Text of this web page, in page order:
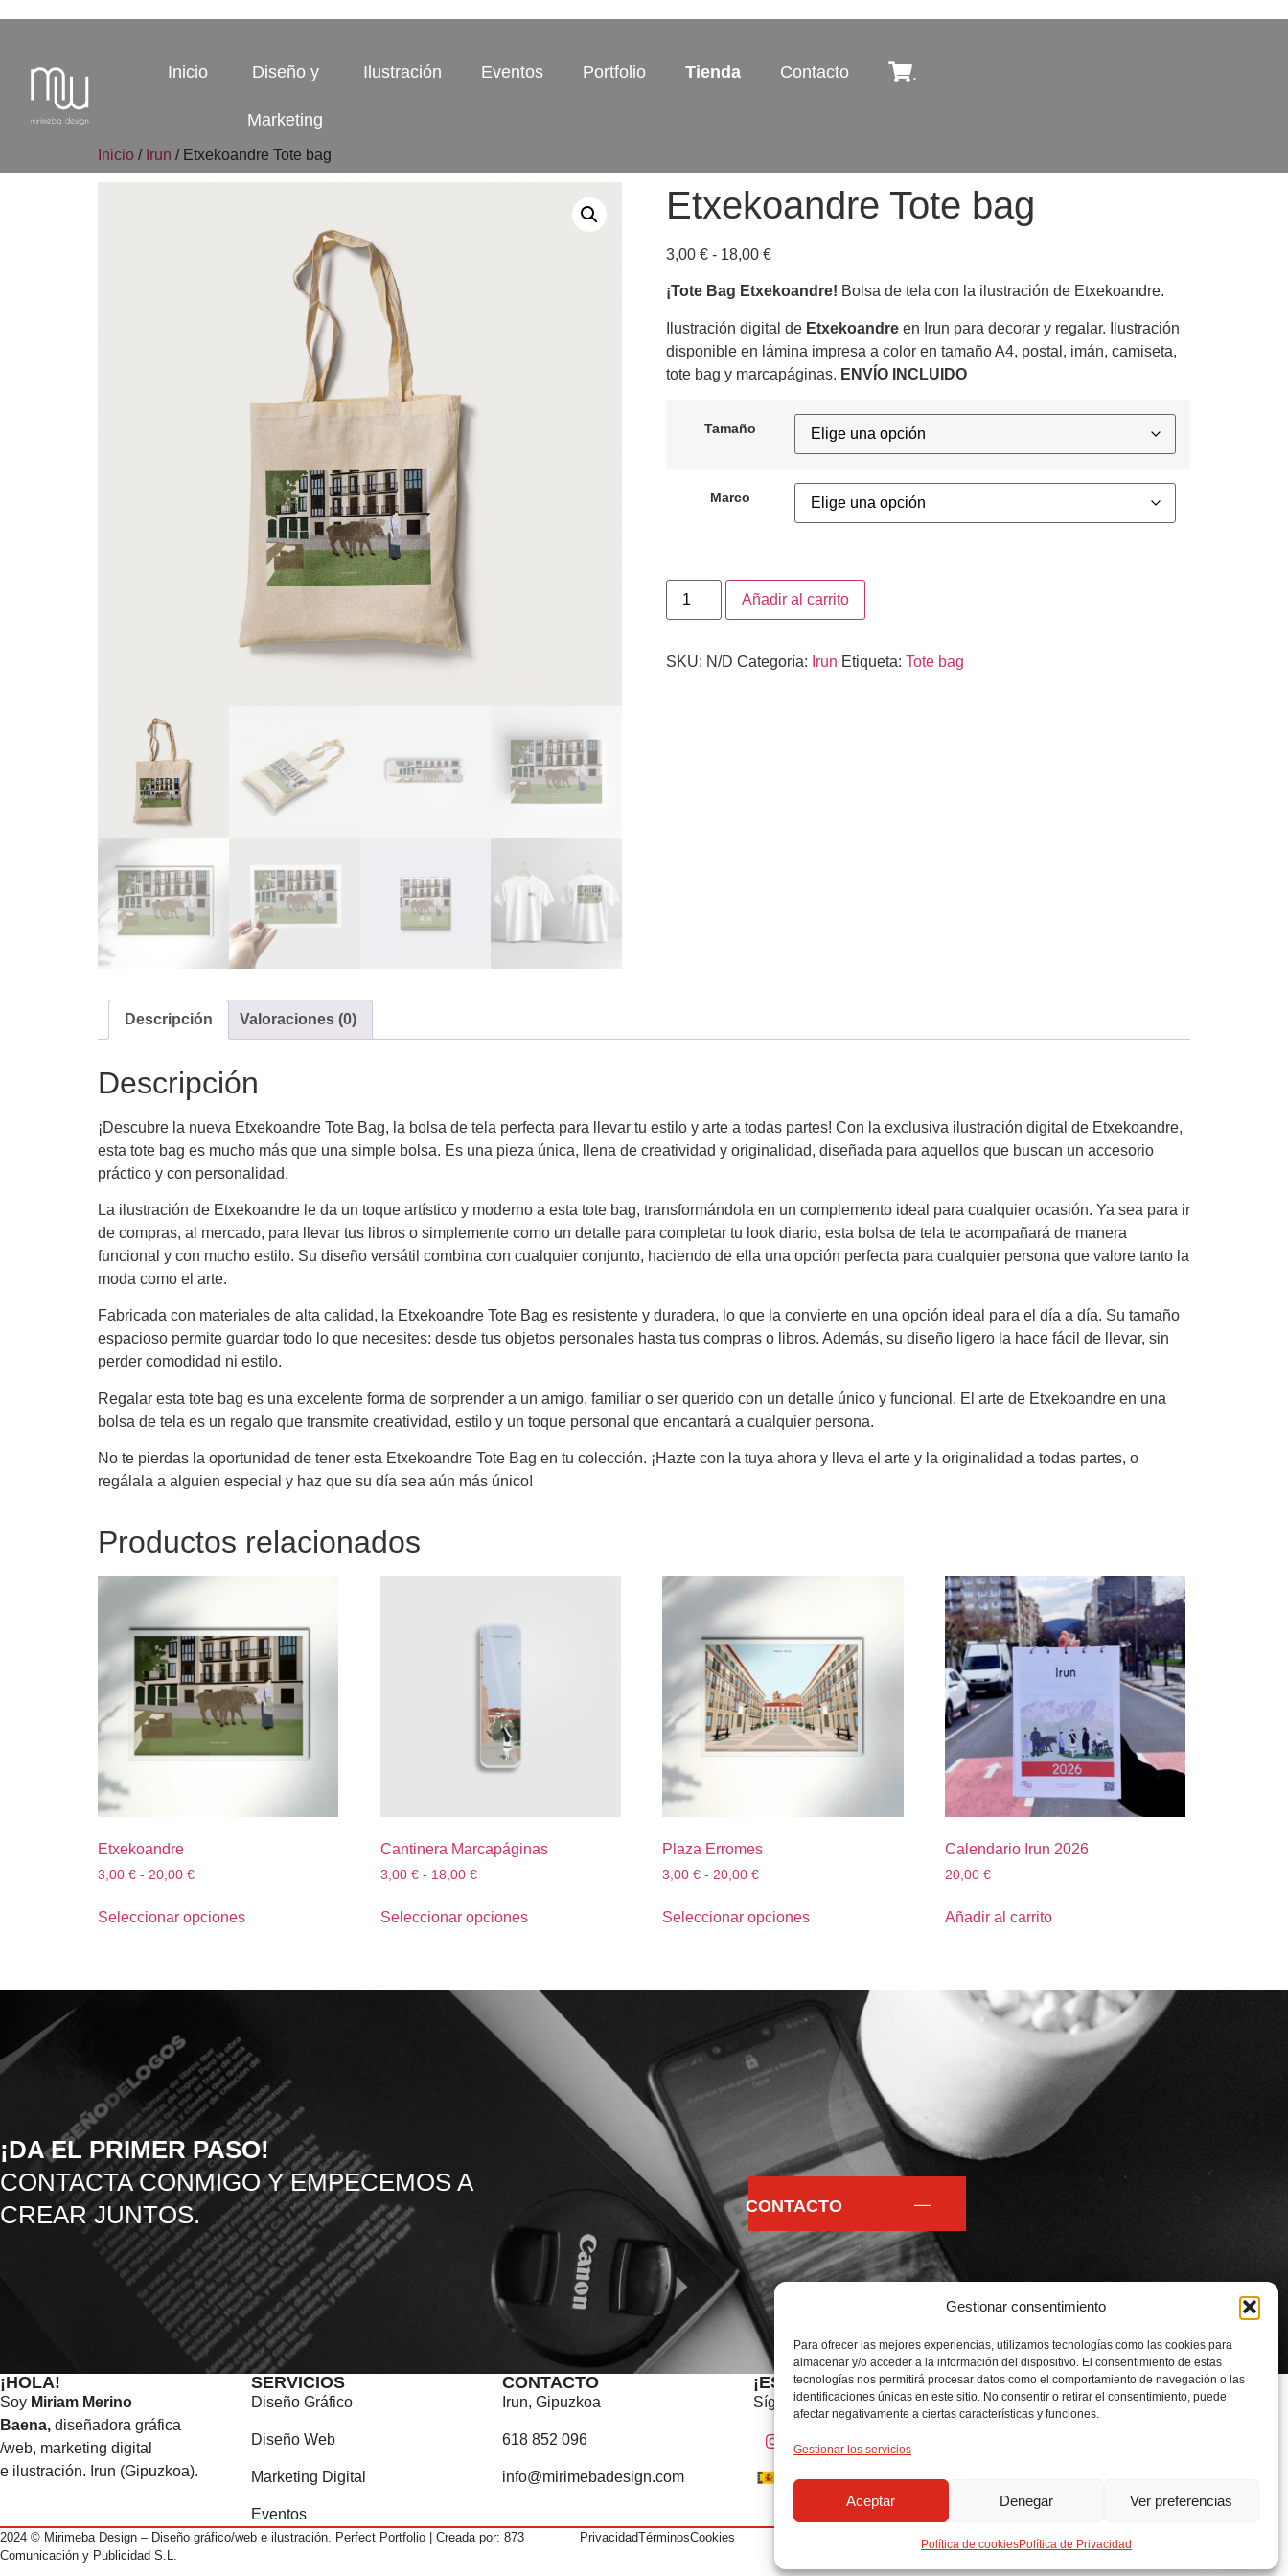
Gestionar consentimiento
Para ofrecer las mejores experiencias, utilizamos tecnologías como las cookies para
almacenar y/o acceder a la información del dispositivo. El consentimiento de estas
tecnologías nos permitirá procesar datos como el comportamiento de navegación o las
identificaciones únicas en este sitio. No consentir o retirar el consentimiento, puede
afectar negativamente a ciertas características y funciones.
Gestionar los servicios
Aceptar Denegar Ver preferencias
Política de cookiesPolítica de Privacidad
Inicio Diseño y
Marketing
Ilustración Eventos Portfolio Tienda Contacto .
Inicio / Irun / Etxekoandre Tote bag
Etxekoandre Tote bag
3,00 € - 18,00 €
¡Tote Bag Etxekoandre! Bolsa de tela con la ilustración de Etxekoandre.
Ilustración digital de Etxekoandreen Irun para decorar y regalar. Ilustración
disponible en lámina impresa a color en tamaño A4, postal, imán, camiseta,
tote bag y marcapáginas. ENVÍO INCLUIDO
Tamaño
Marco
Añadir al carrito
SKU: N/D Categoría: Irun Etiqueta: Tote bag
Descripción Valoraciones (0)
Descripción
¡Descubre la nueva Etxekoandre Tote Bag, la bolsa de tela perfecta para llevar tu estilo y arte a todas partes! Con la exclusiva ilustración digital de Etxekoandre,
esta tote bag es mucho más que una simple bolsa. Es una pieza única, llena de creatividad y originalidad, diseñada para aquellos que buscan un accesorio
práctico y con personalidad.
La ilustración de Etxekoandre le da un toque artístico y moderno a esta tote bag, transformándola en un complemento ideal para cualquier ocasión. Ya sea para ir
de compras, al mercado, para llevar tus libros o simplemente como un detalle para completar tu look diario, esta bolsa de tela te acompañará de manera
funcional y con mucho estilo. Su diseño versátil combina con cualquier conjunto, haciendo de ella una opción perfecta para cualquier persona que valore tanto la
moda como el arte.
Fabricada con materiales de alta calidad, la Etxekoandre Tote Bag es resistente y duradera, lo que la convierte en una opción ideal para el día a día. Su tamaño
espacioso permite guardar todo lo que necesites: desde tus objetos personales hasta tus compras o libros. Además, su diseño ligero la hace fácil de llevar, sin
perder comodidad ni estilo.
Regalar esta tote bag es una excelente forma de sorprender a un amigo, familiar o ser querido con un detalle único y funcional. El arte de Etxekoandre en una
bolsa de tela es un regalo que transmite creatividad, estilo y un toque personal que encantará a cualquier persona.
No te pierdas la oportunidad de tener esta Etxekoandre Tote Bag en tu colección. ¡Hazte con la tuya ahora y lleva el arte y la originalidad a todas partes, o
regálala a alguien especial y haz que su día sea aún más único!
Productos relacionados
Etxekoandre
3,00 € - 20,00 €
Seleccionar opciones
Cantinera Marcapáginas
3,00 € - 18,00 €
Seleccionar opciones
Plaza Erromes
3,00€ - 20,00€
Seleccionar opciones
Calendario Irun 2026
20,00€
Añadir al carrito
¡DA EL PRIMER PASO!
CONTACTA CONMIGO Y EMPECEMOS A
CREAR JUNTOS.
CONTACTO
¡HOLA!
Soy Miriam Merino
Baena, diseñadora gráfica
/web, marketing digital
e ilustración. Irun (Gipuzkoa).
SERVICIOS
Diseño Gráfico
Diseño Web
Marketing Digital
Eventos
CONTACTO
Irun, Gipuzkoa
618 852 096
info@mirimebadesign.com
¡ESTOY EN INTERNET!
Sígueme en:
2024 © Mirimeba Design – Diseño gráfico/web e ilustración. Perfect Portfolio | Creada por: 873
Comunicación y Publicidad S.L.
PrivacidadTérminosCookies